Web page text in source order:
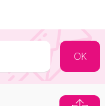
OK